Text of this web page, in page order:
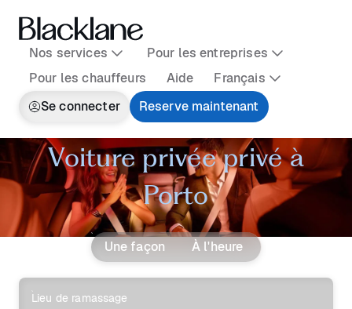
Nos services
Pour les entreprises
Pour les chauffeurs
Aide
Français
Se connecter
Reserve maintenant
Voiture privée privé à
Porto
Une façon À l'heure
Lieu de ramassage